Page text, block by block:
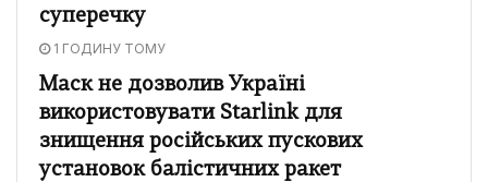
суперечку
1 ГОДИНУ ТОМУ
Маск не дозволив Україні
використовувати Starlink для
знищення російських пускових
установок балістичних ракет